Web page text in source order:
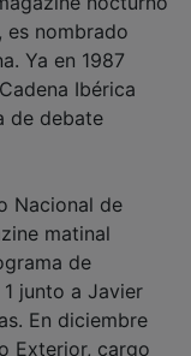
es nombrado
Ya en 1987
Ibérica
de debate
matinal
de
junto a Javier
En diciembre
Exterior, cargo